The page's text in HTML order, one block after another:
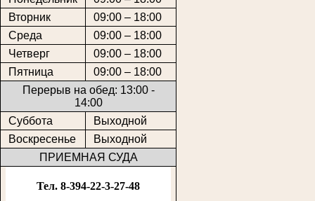
Вторник
09:00 – 18:00
Среда
09:00 – 18:00
Четверг
09:00 – 18:00
Пятница
09:00 – 18:00
Перерыв на обед: 13:00 -
14:00
Суббота
Выходной
Воскресенье
Выходной
ПРИЕМНАЯ СУДА
Тел. 8-394-22-3-27-48